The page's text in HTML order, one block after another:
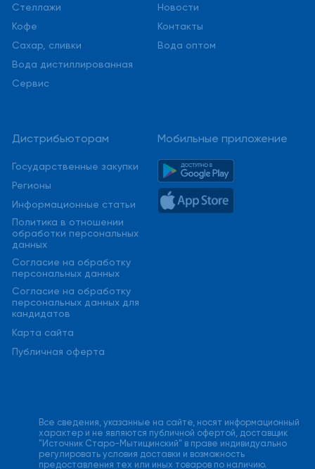
Стеллажи
Кофе
Сахар, сливки
Вода дистиллированная
Сервис
Новости
Контакты
Вода оптом
Дистрибьюторам
Государственные закупки
Регионы
Информационные статьи
Политика в отношении
обработки персональных
данных
Cогласие на обработку
персональных данных
Cогласие на обработку
персональных данных для
кандидатов
Карта сайта
Публичная оферта
Мобильные приложение
Все сведения, указанные на сайте, носят информационный
характер и не являются публичной офертой, доставщик
"Источник Старо-Мытищинский" в праве индивидуально
регулировать условия доставки и возможность
предоставления тех или иных товаров по наличию.